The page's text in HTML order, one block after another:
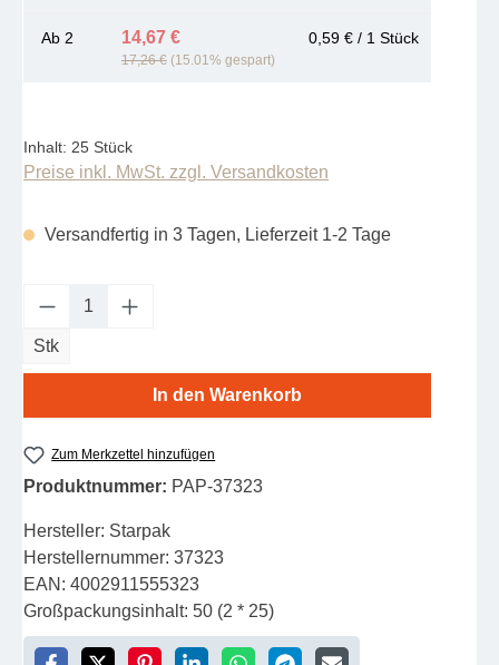
Ab 2 14,67 €
17,26 € (15.01% gespart)
0,59 € / 1 Stück
Inhalt: 25 Stück
Preise inkl. MwSt. zzgl. Versandkosten
Versandfertig in 3 Tagen, Lieferzeit 1-2 Tage
Produkt Anzahl: Gib den gewünschten
Stk
In den Warenkorb
Zum Merkzettel hinzufügen
Produktnummer: PAP-37323
Hersteller: Starpak
Herstellernummer: 37323
EAN: 4002911555323
Großpackungsinhalt: 50 (2 * 25)